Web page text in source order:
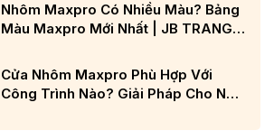
Nhôm Maxpro Có Nhiều Màu? Bảng
Màu Maxpro Mới Nhất | JB TRANG
Cửa Nhôm Maxpro Phù Hợp Với
Công Trình Nào? Giải Pháp Cho Nhà
Cấp